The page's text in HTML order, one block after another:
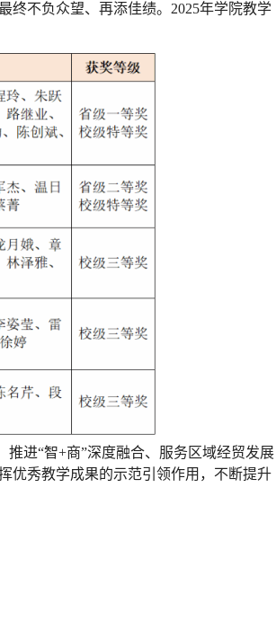
终不负众望、再添佳绩。2025年学院教学
进“智+商”深度融合、服务区域经贸发展
优秀教学成果的示范引领作用，不断提升